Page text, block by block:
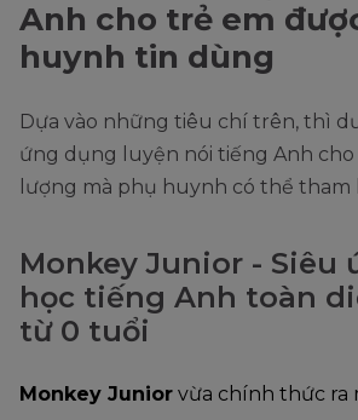
Anh cho trẻ em
huynh tin dùng
Dựa vào những tiêu chí trên, thì
ứng dụng luyện nói tiếng Anh
lượng mà phụ huynh có thể tham
Monkey Junior - Siêu
học tiếng Anh toàn
từ 0 tuổi
Monkey Junior vừa chính thức ra